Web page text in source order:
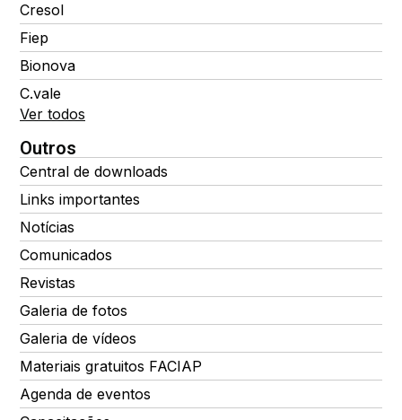
Cresol
Fiep
Bionova
C.vale
Ver todos
Outros
Central de downloads
Links importantes
Notícias
Comunicados
Revistas
Galeria de fotos
Galeria de vídeos
Materiais gratuitos FACIAP
Agenda de eventos